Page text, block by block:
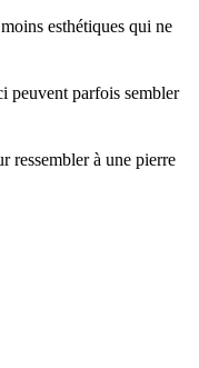
esthétiques qui ne
peuvent parfois sembler
ressembler à une pierre